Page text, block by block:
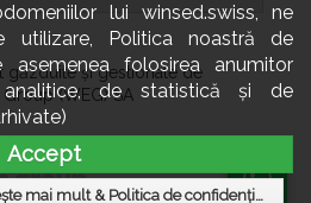
lui winsed.swiss, ne
utilizare, Politica noastră de
asemenea folosirea anumitor
de statistică și de
Accept
Citește mai mult & Politica de confidențialitate
găzduite și gestionate de
(WEG) SA